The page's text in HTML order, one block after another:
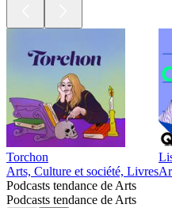
Torchon
Arts, Culture et société, Livres
Podcasts tendance de Arts
Podcasts tendance de Arts